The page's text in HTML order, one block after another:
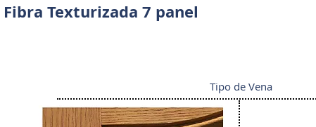
Fibra Texturizada 7 panel
Tipo de Vena